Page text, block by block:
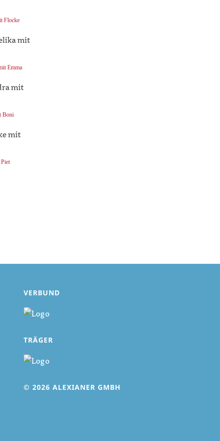
Flocke
Emma
Boni
VERBUND
TRÄGER
© 2026 ALEXIANER GMBH